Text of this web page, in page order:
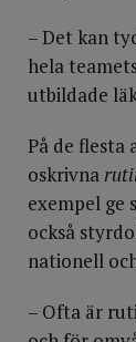
– Det kan
hela
utbildade
På de flesta
oskrivna
exempel ge
också
nationell
– Ofta är